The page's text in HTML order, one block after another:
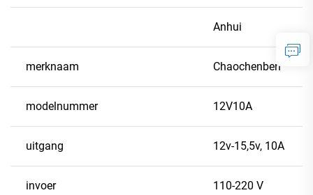
Anhui
merknaam Chaochenben
modelnummer 12V10A
uitgang 12v-15,5v, 10A
invoer 110-220 V